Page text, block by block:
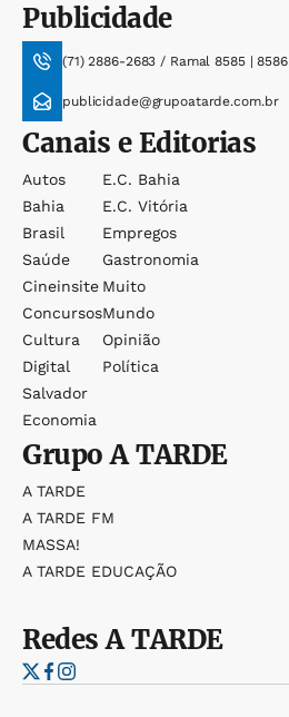
Publicidade
(71) 2886-2683 / Ramal 8585 | 8586
publicidade@grupoatarde.com.br
Canais e Editorias
Autos
Bahia
Brasil
Saúde
Cineinsite
Concursos
Cultura
Digital
Salvador
Economia
E.c. Bahia
E.c. Vitória
Empregos
Gastronomia
Muito
Mundo
Opinião
Política
GrupoA TARDE
A TARDE
A TARDE FM
MASSA!
A TARDE EDUCAÇÃO
RedesA TARDE